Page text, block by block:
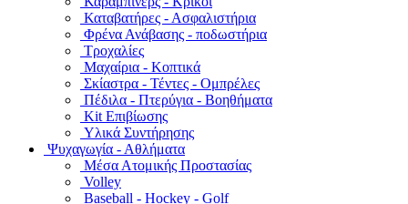
Καταβατήρες - Ασφαλιστήρια
Φρένα Ανάβασης - ποδωστήρια
Τροχαλίες
Μαχαίρια - Κοπτικά
Σκίαστρα - Τέντες - Ομπρέλες
Πέδιλα - Πτερύγια - Βοηθήματα
Kit Επιβίωσης
Υλικά Συντήρησης
Ψυχαγωγία - Αθλήματα
Μέσα Ατομικής Προστασίας
Volley
Baseball - Hockey - Golf